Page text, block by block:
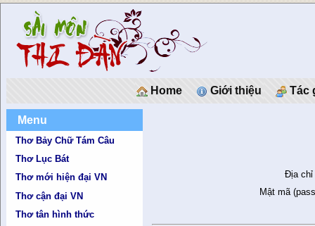
Home Giới thiệu Tác
Menu
Thơ Bảy Chữ Tám Câu
Thơ Lục Bát
Thơ mới hiện đại VN
Thơ cận đại VN
Thơ tân hình thức
Địa chỉ
Mật mã